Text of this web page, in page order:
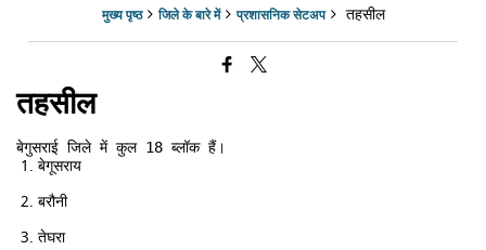
मुख्य पृष्ठ जिले के बारे में प्रशासनिक सेटअप तहसील
तहसील
बेगुसराई जिले में कुल 18 ब्लॉक हैं।
बेगूसराय
बरौनी
तेघरा